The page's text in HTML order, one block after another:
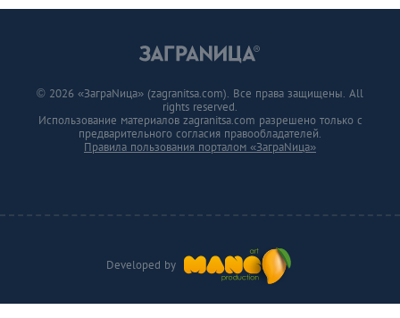
Developed by
© 2026 «ЗаграNица» (zagranitsa.com). Все права защищены. All
rights reserved.
Использование материалов zagranitsa.com разрешено только с
предварительного согласия правообладателей.
Правила пользования порталом «ЗаграNица»